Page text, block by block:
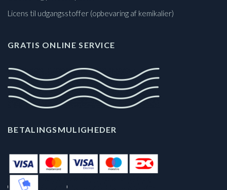
Licens til udgangsstoffer (opbevaring af kemikalier)
GRATIS ONLINE SERVICE
BETALINGSMULIGHEDER